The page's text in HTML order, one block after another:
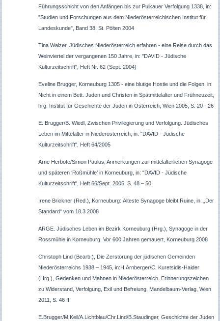
Führungsschicht von den Anfängen bis zur Pulkauer Verfolgung 1338, in:
"Studien und Forschungen aus dem Niederösterreichischen Institut für
Landeskunde", Band 38, St. Pölten 2004
Tina Walzer, Jüdisches Niederösterreich erfahren - eine Reise durch das
Weinviertel der vergangenen 150 Jahre, in: "DAVID - Jüdische
Kulturzeitschrift", Heft Nr. 62 (Sept. 2004)
Eveline Brugger, Korneuburg 1305 - eine blutige Hostie und die Folgen, in:
Nicht in einem Bett. Juden und Christen in Spätmittelalter und Frühneuzeit,
hrg. Institut für Geschichte der Juden in Österreich, Wien 2005, S. 20 - 26
E. Brugger/B. Wiedl, Zwischen Privilegierung und Verfolgung. Jüdisches
Leben im Mittelalter in Niederösterreich, in: "DAVID - Jüdische
Kulturzeitschrift", Heft 64/2005
Arne Herbote/Simon Paulus, Anmerkungen zur mittelalterlichen Synagoge
und späteren ‘Roßmühle’ in Korneuburg, in: "DAVID - Jüdische
Kulturzeitschrift", Heft 66/Sept. 2005, S. 48 – 50
Irene Brickner (Red.), Korneuburg: Älteste Synagoge bleibt Ruine, in: „Der
Standard“ vom 18.3.2008
ARGE. Jüdisches Leben im Bezirk Korneuburg (Hrg.), Synagoge in der
Rossmühle in Korneuburg. Vor 600 Jahren gemauert, Korneuburg 2008
Christoph Lind (Bearb.), Die Zerstörung der jüdischen Gemeinden
Niederösterreichs 1938 – 1945, in: H.Arnberger/C. Kuretsidis-Haider
(Hrg.), Gedenken und Mahnen in Niederösterreich. Erinnerungszeichen
zu Widerstand, Verfolgung, Exil und Befreiung, Mandelbaum-Verlag, Wien
2011, S. 46 ff.
E.Brugger/M.Keil/A.Lichtblau/Chr.Lind/B.Staudinger, Geschichte der Juden